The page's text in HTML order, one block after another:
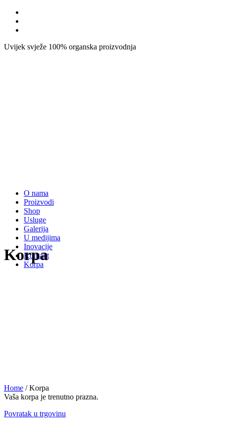
Uvijek svježe 100% organska proizvodnja
O nama
Proizvodi
Shop
Usluge
Galerija
U medijima
Inovacije
Kontakt
Korpa
Korpa
Home /Korpa
Vaša korpa je trenutno prazna.
Povratak u trgovinu